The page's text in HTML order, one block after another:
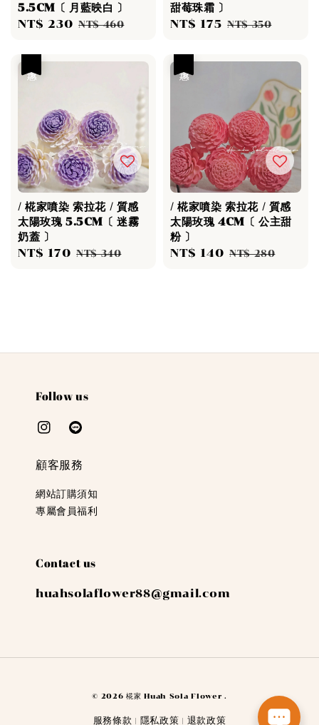
5.5CM〔 月藍映白 〕
Sale
NT$ 230 Regular
NT$ 460
甜莓珠霜 〕
Sale
NT$ 175 Regular
NT$ 350
/ 椛家噴染 索拉花 / 質感
太陽玫瑰 5.5CM〔 迷霧
奶蓋 〕
Sale
NT$ 170 Regular
NT$ 340
/ 椛家噴染 索拉花 / 質感
太陽玫瑰 4CM〔 公主甜
粉 〕
Sale
NT$ 140 Regular
NT$ 280
Follow us
顧客服務
網站訂購須知
專屬會員福利
Contact us
huahsolaflower88@gmail.com
© 2026 椛家 Huah Sola Flower .
服務條款 隱私政策 退款政策